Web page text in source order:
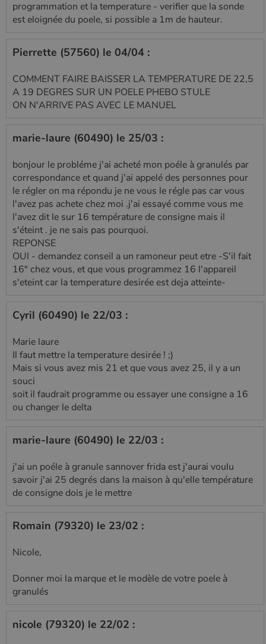
programmation et la temperature - verifier que la sonde
est eloignée du poele, si possible a 1m de hauteur.
Pierrette (57560) le 04/04 :
COMMENT FAIRE BAISSER LA TEMPERATURE DE 22,5
A 19 DEGRES SUR UN POELE PHEBO STULE
ON N'ARRIVE PAS AVEC LE MANUEL
marie-laure (60490) le 25/03 :
bonjour le probléme j'ai acheté mon poéle à granulés par
correspondance et quand j'ai appelé des personnes pour
le régler on ma répondu je ne vous le régle pas car vous
l'avez pas achete chez moi .j'ai essayé comme vous me
l'avez dit le sur 16 température de consigne mais il
s'éteint . je ne sais pas pourquoi.
REPONSE
OUI - demandez conseil a un ramoneur peut etre -S'il fait
16° chez vous, et que vous programmez 16 l'appareil
s'eteint car la temperature desirée est deja atteinte-
Cyril (60490) le 22/03 :
Marie laure
Il faut mettre la temperature desirée ! ;)
Mais si vous avez mis 21 et que vous avez 25, il y a un
souci
soit il faudrait programme ou essayer une consigne a 16
ou changer le delta
marie-laure (60490) le 22/03 :
j'ai un poéle à granule sannover frida est j'aurai voulu
savoir j'ai 25 degrés dans la maison à qu'elle température
de consigne dois je le mettre
Romain (79320) le 23/02 :
Nicole,
Donner moi la marque et le modèle de votre poele à
granulés
nicole (79320) le 22/02 :